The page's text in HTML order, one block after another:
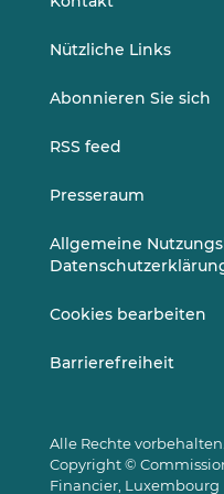
Nützliche Links
Abonnieren Sie sich
RSS feed
Presseraum
Allgemeine
Cookies bearbeiten
Barrierefreiheit
Alle Rechte vorbehalten.
Copyright ©
Financier, Luxembourg